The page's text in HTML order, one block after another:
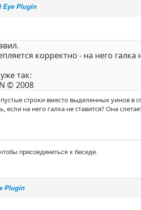
Eye Plugin
корректно - на него галка
так:
© 2008
строки вместо выделенных уинов в
на него галка не ставится? Она
присоединиться к беседе.
Plugin